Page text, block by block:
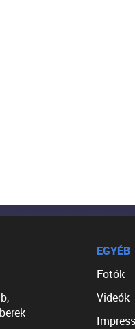
EGYÉB
Fotók
Videók